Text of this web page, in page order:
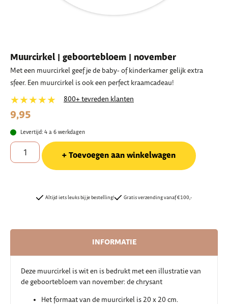
Muurcirkel | geboortebloem | november
Met een muurcirkel geef je de baby- of kinderkamer gelijk extra
sfeer. Een muurcirkel is ook een perfect kraamcadeau!
★★★★★ 800+ tevreden klanten
9,95
Levertijd: 4 a 6 werkdagen
Toevoegen aan winkelwagen
Altijd iets leuks bij je bestelling! Gratis verzending vanaf €100,-
INFORMATIE
Deze muurcirkel is wit en is bedrukt met een illustratie van
de geboortebloem van november: de chrysant
Het formaat van de muurcirkel is 20 x 20 cm.